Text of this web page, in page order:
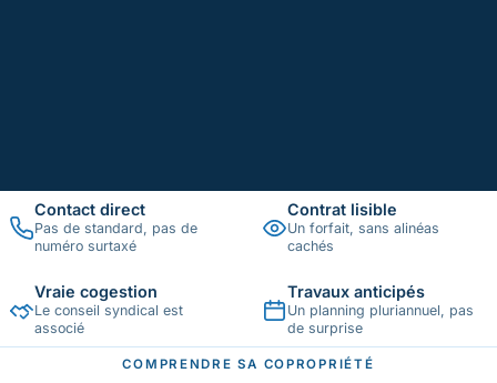
Contact direct
Pas de standard, pas de
numéro surtaxé
Contrat lisible
Un forfait, sans alinéas
cachés
Vraie cogestion
Le conseil syndical est
associé
Travaux anticipés
Un planning pluriannuel, pas
de surprise
COMPRENDRE SA COPROPRIÉTÉ